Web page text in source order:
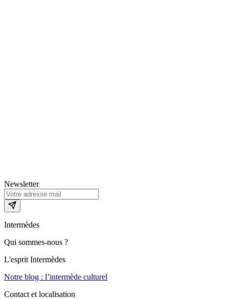
Newsletter
Intermèdes
Qui sommes-nous ?
L'esprit Intermèdes
Notre blog : l’intermède culturel
Contact et localisation